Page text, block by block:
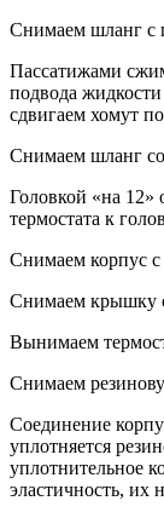
Снимаем шланг с
Пассатижами
подвода жидкости
сдвигаем хомут
Снимаем шланг со
Головкой «на 12»
термостата к
Снимаем корпус
Снимаем крышку с
Вынимаем
Снимаем
Соединение
уплотняется
уплотнительное
эластичность, их